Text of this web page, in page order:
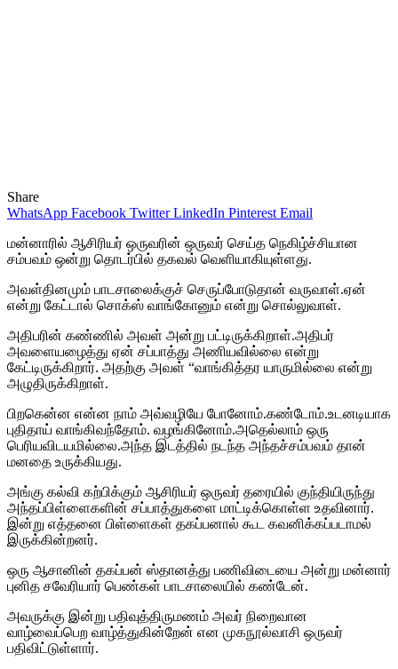
Share
WhatsApp Facebook Twitter LinkedIn Pinterest Email
மன்னாரில் ஆசிரியர் ஒருவரின் ஒருவர் செய்த நெகிழ்ச்சியான
சம்பவம் ஒன்று தொடர்பில் தகவல் வெளியாகியுள்ளது.
அவள்தினமும் பாடசாலைக்குச் செருப்போடுதான் வருவாள்.ஏன்
என்று கேட்டால் சொக்ஸ் வாங்கோனும் என்று சொல்லுவாள்.
அதிபரின் கண்ணில் அவள் அன்று பட்டிருக்கிறாள்.அதிபர்
அவளையழைத்து ஏன் சப்பாத்து அணியவில்லை என்று
கேட்டிருக்கிறார். அதற்கு அவள் “வாங்கித்தர யாருமில்லை என்று
அழுதிருக்கிறாள்.
பிறகென்ன என்ன நாம் அவ்வழியே போனோம்.கண்டோம்.உடனடியாக
புதிதாய் வாங்கிவந்தோம். வழங்கினோம்.அதெல்லாம் ஒரு
பெரியவிடயமில்லை.அந்த இடத்தில் நடந்த அந்தச்சம்பவம் தான்
மனதை உருக்கியது.
அங்கு கல்வி கற்பிக்கும் ஆசிரியர் ஒருவர் தரையில் குந்தியிருந்து
அந்தப்பிள்ளைகளின் சப்பாத்துகளை மாட்டிக்கொள்ள உதவினார்.
இன்று எத்தனை பிள்ளைகள் தகப்பனால் கூட கவனிக்கப்படாமல்
இருக்கின்றனர்.
ஒரு ஆசானின் தகப்பன் ஸ்தானத்து பணிவிடையை அன்று மன்னார்
புனித சவேரியார் பெண்கள் பாடசாலையில் கண்டேன்.
அவருக்கு இன்று பதிவுத்திருமணம் அவர் நிறைவான
வாழ்வைப்பெற வாழ்த்துகின்றேன் என முகநூல்வாசி ஒருவர்
பதிவிட்டுள்ளார்.